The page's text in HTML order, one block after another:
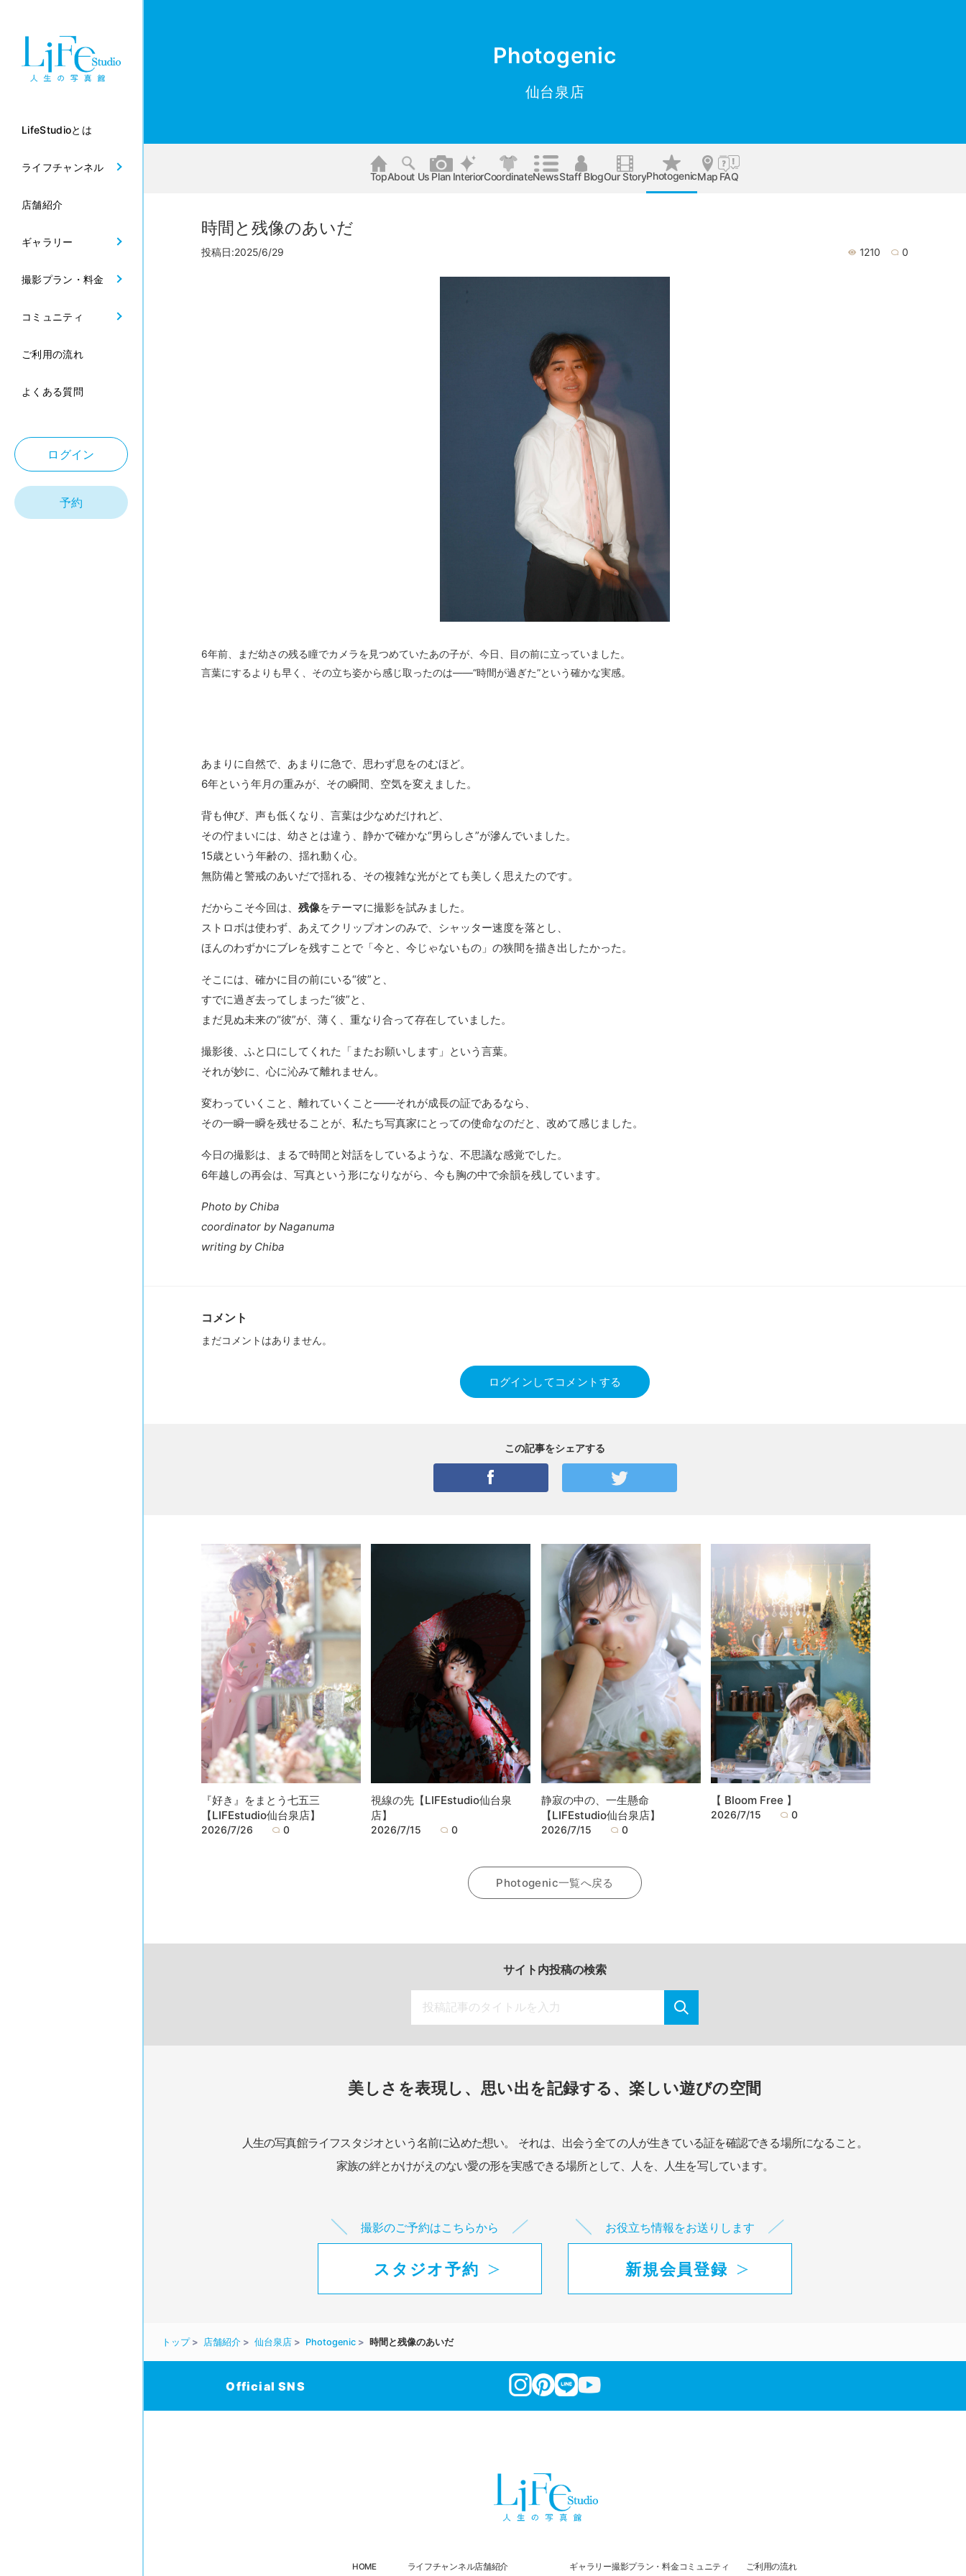
LifeStudioとは
ライフチャンネル
店舗紹介
ギャラリー
撮影プラン・料金
コミュニティ
ご利用の流れ
よくある質問
ログイン
予約
Photogenic
仙台泉店
TopAbout Us Plan InteriorCoordinateNewsStaff BlogOur StoryPhotogenicMap FAQ
時間と残像のあいだ
投稿日:2025/6/29 1210 0
6年前、まだ幼さの残る瞳でカメラを見つめていたあの子が、今日、目の前に立っていました。
言葉にするよりも早く、その立ち姿から感じ取ったのは――“時間が過ぎた”という確かな実感。
あまりに自然で、あまりに急で、思わず息をのむほど。
6年という年月の重みが、その瞬間、空気を変えました。
背も伸び、声も低くなり、言葉は少なめだけれど、
その佇まいには、幼さとは違う、静かで確かな“男らしさ”が滲んでいました。
15歳という年齢の、揺れ動く心。
無防備と警戒のあいだで揺れる、その複雑な光がとても美しく思えたのです。
だからこそ今回は、 残像をテーマに撮影を試みました。
ストロボは使わず、あえてクリップオンのみで、シャッター速度を落とし、
ほんのわずかにブレを残すことで「今と、今じゃないもの」の狭間を描き出したかった。
そこには、確かに目の前にいる“彼”と、
すでに過ぎ去ってしまった“彼”と、
まだ見ぬ未来の“彼”が、薄く、重なり合って存在していました。
撮影後、ふと口にしてくれた「またお願いします」という言葉。
それが妙に、心に沁みて離れません。
変わっていくこと、離れていくこと――それが成長の証であるなら、
その一瞬一瞬を残せることが、私たち写真家にとっての使命なのだと、改めて感じました。
今日の撮影は、まるで時間と対話をしているような、不思議な感覚でした。
6年越しの再会は、写真という形になりながら、今も胸の中で余韻を残しています。
Photo by Chiba
coordinator by Naganuma
writing by Chiba
コメント
まだコメントはありません。
ログインしてコメントする
この記事をシェアする
『好き』をまとう七五三
【LIFEstudio仙台泉店】
2026/7/26 0
視線の先【LIFEstudio仙台泉
店】
2026/7/15 0
静寂の中の、一生懸命
【LIFEstudio仙台泉店】
2026/7/15 0
【 Bloom Free 】
2026/7/15 0
Photogenic一覧へ戻る
サイト内投稿の検索
美しさを表現し、思い出を記録する、楽しい遊びの空間
人生の写真館ライフスタジオという名前に込めた想い。
それは、出会う全ての人が生きている証を確認できる場所になること。
家族の絆とかけがえのない愛の形を実感できる場所として、 人を、人生を写しています。
撮影のご予約はこちらから
スタジオ予約
お役立ち情報をお送りします
新規会員登録
トップ 店舗紹介 仙台泉店 Photogenic 時間と残像のあいだ
Official SNS
HOME ライフチャンネル店舗紹介 ギャラリー撮影プラン・料金コミュニティ ご利用の流れ